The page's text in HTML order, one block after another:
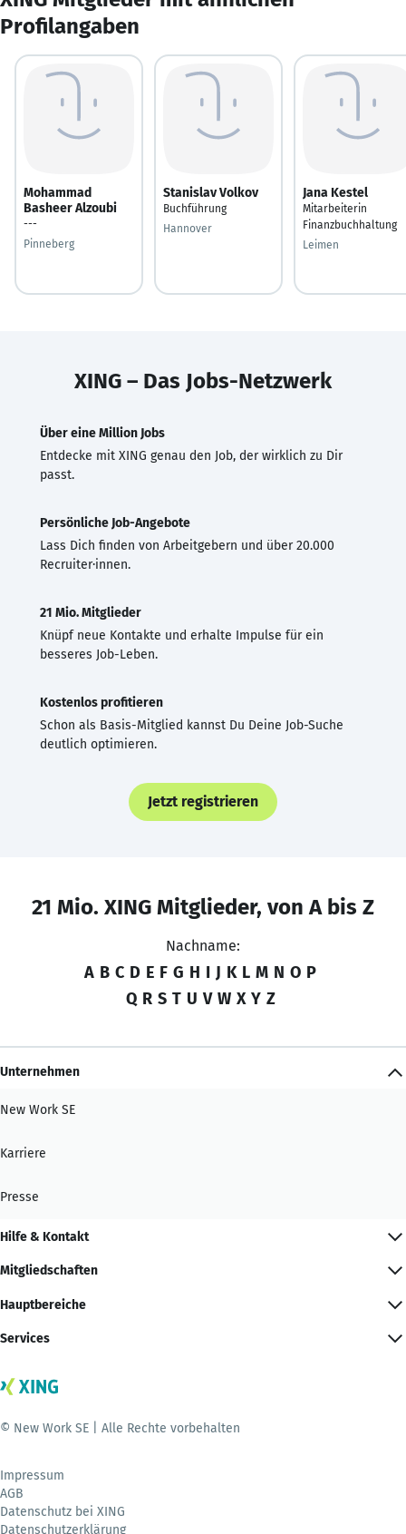
Profilangaben
Mohammad
Basheer Alzoubi
---
Pinneberg
Stanislav Volkov
Buchführung
Hannover
Jana Kestel
Mitarbeiterin
Finanzbuchhaltung
Leimen
XING – Das Jobs-Netzwerk
Über eine Million Jobs
Entdecke mit XING genau den Job, der wirklich zu Dir
passt.
Persönliche Job-Angebote
Lass Dich finden von Arbeitgebern und über 20.000
Recruiter·innen.
21 Mio. Mitglieder
Knüpf neue Kontakte und erhalte Impulse für ein
besseres Job-Leben.
Kostenlos profitieren
Schon als Basis-Mitglied kannst Du Deine Job-Suche
deutlich optimieren.
Jetzt registrieren
21 Mio. XING Mitglieder, von A bis Z
Nachname:
A B C D E F G H I J K L M N O P
Q R S T U V W X Y Z
Unternehmen
New Work SE
Karriere
Presse
Hilfe & Kontakt
Mitgliedschaften
Hauptbereiche
Services
© New Work SE | Alle Rechte vorbehalten
Impressum
AGB
Datenschutz bei XING
Datenschutzerklärung